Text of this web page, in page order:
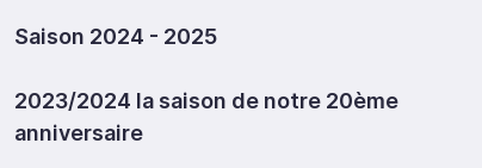
Saison 2024 - 2025
2023/2024 la saison de notre 20ème
anniversaire